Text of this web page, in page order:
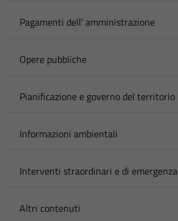
Pagamenti dell' amministrazione
Opere pubbliche
Pianificazione e governo del territorio
Informazioni ambientali
Interventi straordinari e di emergenza
Altri contenuti